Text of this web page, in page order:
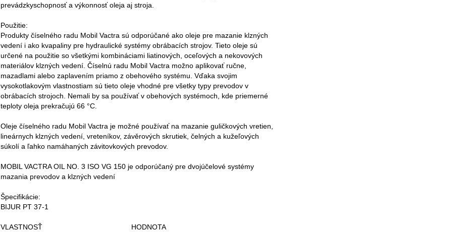
prevádzkyschopnosť a výkonnosť oleja aj stroja.
Použitie:
Produkty číselného radu Mobil Vactra sú odporúčané ako oleje pre mazanie klzných
vedení i ako kvapaliny pre hydraulické systémy obrábacích strojov. Tieto oleje sú
určené na použitie so všetkými kombináciami liatinových, oceľových a nekovových
materiálov klzných vedení. Číselnú radu Mobil Vactra možno aplikovať ručne,
mazadlami alebo zaplavením priamo z obehového systému. Vďaka svojim
vysokotlakovým vlastnostiam sú tieto oleje vhodné pre všetky typy prevodov v
obrábacích strojoch. Nemali by sa používať v obehových systémoch, kde priemerné
teploty oleja prekračujú 66 °C.
Oleje číselného radu Mobil Vactra je možné používať na mazanie guličkových vretien,
lineárnych klzných vedení, vreteníkov, závěrových skrutiek, čelných a kužeľových
súkolí a ľahko namáhaných závitovkových prevodov.
MOBIL VACTRA OIL NO. 3 ISO VG 150 je odporúčaný pre dvojúčelové systémy
mazania prevodov a klzných vedení
Špecifikácie:
BIJUR PT 37-1
VLASTNOSŤ HODNOTA